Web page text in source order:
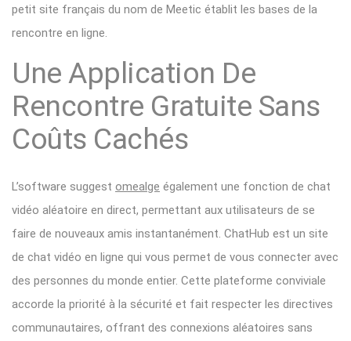
petit site français du nom de Meetic établit les bases de la
rencontre en ligne.
Une Application De
Rencontre Gratuite Sans
Coûts Cachés
L’software suggest omealge également une fonction de chat
vidéo aléatoire en direct, permettant aux utilisateurs de se
faire de nouveaux amis instantanément. ChatHub est un site
de chat vidéo en ligne qui vous permet de vous connecter avec
des personnes du monde entier. Cette plateforme conviviale
accorde la priorité à la sécurité et fait respecter les directives
communautaires, offrant des connexions aléatoires sans